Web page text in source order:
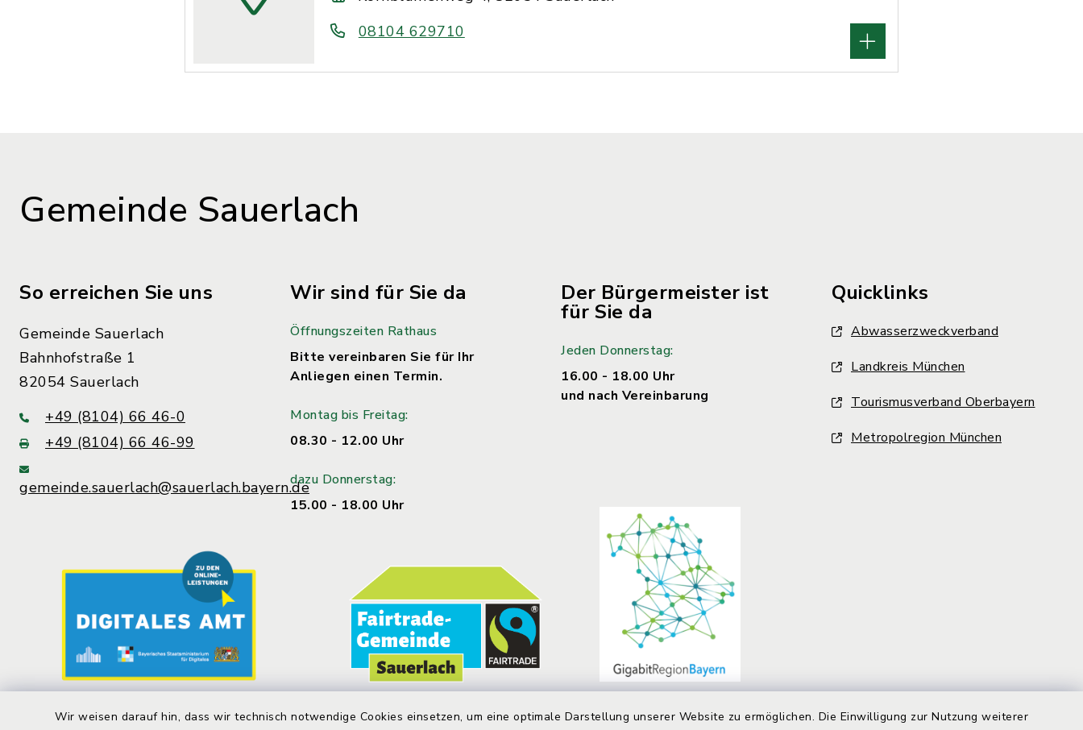
Wir weisen darauf hin, dass wir technisch notwendige Cookies einsetzen, um eine optimale Darstellung unserer Website zu ermöglichen. Die Einwilligung zur Nutzung weiterer
08104 629710
Gemeinde Sauerlach
So erreichen Sie uns
Gemeinde Sauerlach
Bahnhofstraße 1
82054 Sauerlach
+49 (8104) 66 46-0
+49 (8104) 66 46-99
gemeinde.sauerlach@sauerlach.bayern.de
Wir sind für Sie da
Öffnungszeiten Rathaus
Bitte vereinbaren Sie für Ihr
Anliegen einen Termin.
Montag bis Freitag:
08.30 - 12.00 Uhr
dazu Donnerstag:
15.00 - 18.00 Uhr
Der Bürgermeister ist
für Sie da
Jeden Donnerstag:
16.00 - 18.00 Uhr
und nach Vereinbarung
Quicklinks
Abwasserzweckverband
Landkreis München
Tourismusverband Oberbayern
Metropolregion München